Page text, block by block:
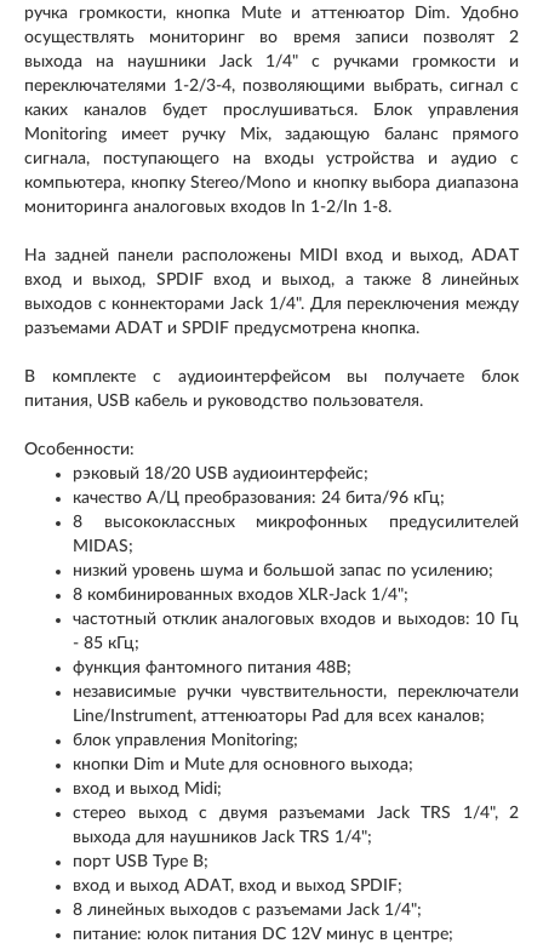
ручка громкости, кнопка Mute и аттенюатор Dim. Удобно
осуществлять мониторинг во время записи позволят 2
выхода на наушники Jack 1/4" с ручками громкости и
переключателями 1-2/3-4, позволяющими выбрать, сигнал с
каких каналов будет прослушиваться. Блок управления
Monitoring имеет ручку Mix, задающую баланс прямого
сигнала, поступающего на входы устройства и аудио с
компьютера, кнопку Stereo/Mono и кнопку выбора диапазона
мониторинга аналоговых входов In 1-2/In 1-8.
На задней панели расположены MIDI вход и выход, ADAT
вход и выход, SPDIF вход и выход, а также 8 линейных
выходов с коннекторами Jack 1/4". Для переключения между
разъемами ADAT и SPDIF предусмотрена кнопка.
В комплекте с аудиоинтерфейсом вы получаете блок
питания, USB кабель и руководство пользователя.
Особенности:
рэковый 18/20 USB аудиоинтерфейс;
качество А/Ц преобразования: 24 бита/96 кГц;
8 высококлассных микрофонных предусилителей
MIDAS;
низкий уровень шума и большой запас по усилению;
8 комбинированных входов XLR-Jack 1/4";
частотный отклик аналоговых входов и выходов: 10 Гц
- 85 кГц;
функция фантомного питания 48В;
независимые ручки чувствительности, переключатели
Line/Instrument, аттенюаторы Pad для всех каналов;
блок управления Monitoring;
кнопки Dim и Mute для основного выхода;
вход и выход Midi;
стерео выход с двумя разъемами Jack TRS 1/4", 2
выхода для наушников Jack TRS 1/4";
порт USB Type B;
вход и выход ADAT, вход и выход SPDIF;
8 линейных выходов с разъемами Jack 1/4";
питание: юлок питания DC 12V минус в центре;